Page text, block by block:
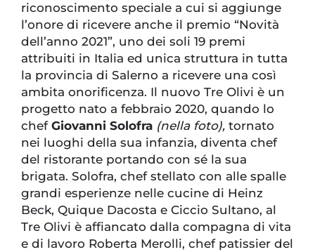
riconoscimento speciale a cui si aggiunge
l’onore di ricevere anche il premio “Novità
dell’anno 2021”, uno dei soli 19 premi
attribuiti in Italia ed unica struttura in tutta
la provincia di Salerno a ricevere una così
ambita onorificenza. Il nuovo Tre Olivi è un
progetto nato a febbraio 2020, quando lo
chef Giovanni Solofra (nella foto), tornato
nei luoghi della sua infanzia, diventa chef
del ristorante portando con sé la sua
brigata. Solofra, chef stellato con alle spalle
grandi esperienze nelle cucine di Heinz
Beck, Quique Dacosta e Ciccio Sultano, al
Tre Olivi è affiancato dalla compagna di vita
e di lavoro Roberta Merolli, chef patissier del